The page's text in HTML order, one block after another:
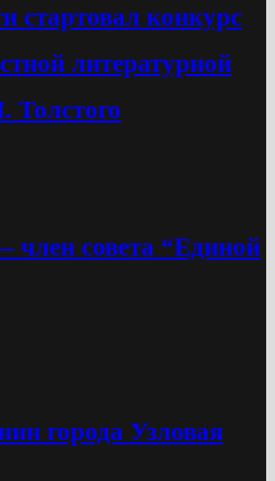
стартовал конкурс
литературной
Толстого
совета “Единой
города Узловая